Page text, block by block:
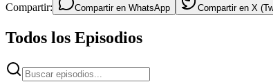
Compartir: Compartir en WhatsApp Compartir en X
Todos los Episodios